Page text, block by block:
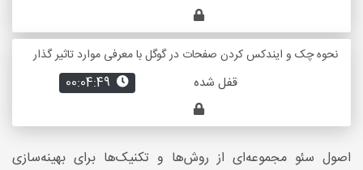
نحوه چک و ایندکس کردن صفحات در گوگل با معرفی موارد تاثیر گذار
قفل شده
اصول سئو مجموعه‌ای از روش‌ها و تکنیک‌ها برای بهینه‌سازی